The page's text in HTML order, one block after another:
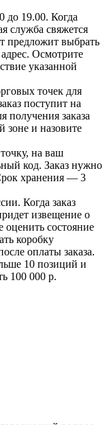
до 19.00. Когда
служба свяжется
предложит выбрать
Осмотрите
указанной
точек для
поступит на
получения заказа
зоне и назовите
на ваш
код. Заказ нужно
хранения — 3
Когда заказ
извещение о
состояние
коробку
оплаты заказа.
10 позиций и
100 000 р.